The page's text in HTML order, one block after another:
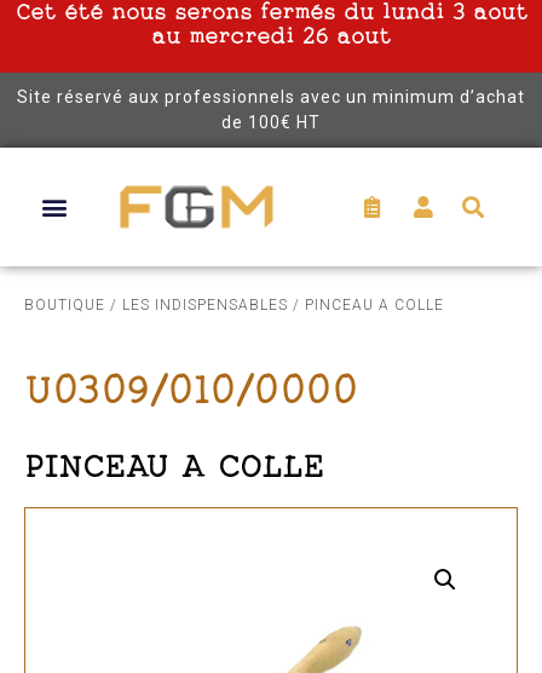
Cet été nous serons fermés du lundi 3 aout
au mercredi 26 aout
Site réservé aux professionnels avec un minimum d’achat
de 100€ HT
BOUTIQUE / LES INDISPENSABLES / PINCEAU A COLLE
U0309/010/0000
PINCEAU A COLLE